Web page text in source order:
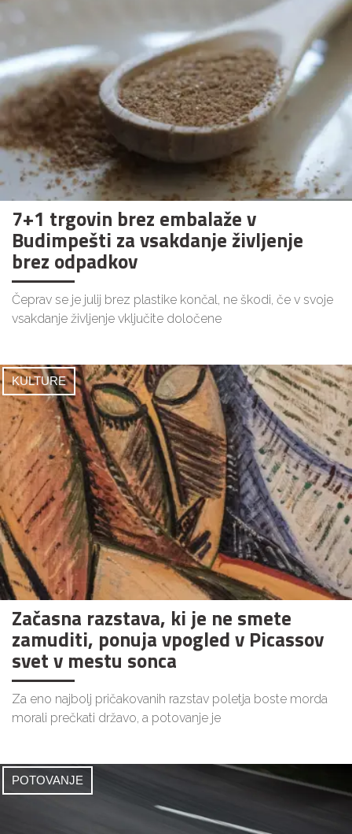
7+1 trgovin brez embalaže v
Budimpešti za vsakdanje življenje
brez odpadkov
Čeprav se je julij brez plastike končal, ne škodi, če v svoje
vsakdanje življenje vključite določene
KULTURE
Začasna razstava, ki je ne smete
zamuditi, ponuja vpogled v Picassov
svet v mestu sonca
Za eno najbolj pričakovanih razstav poletja boste morda
morali prečkati državo, a potovanje je
POTOVANJE